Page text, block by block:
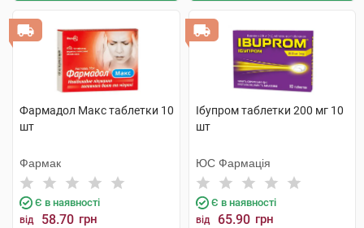
Фармадол Макс таблетки 10
шт
Фармак
Є в наявності
від 58.70 грн
Ібупром таблетки 200 мг 10
шт
ЮС Фармація
Є в наявності
від 65.90 грн